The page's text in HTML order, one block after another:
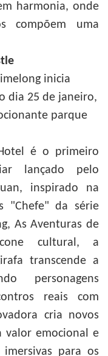
harmonia, onde
compõem uma
é o primeiro
lançado pelo
inspirado na
"Chefe" da série
As Aventuras de
cultural, a
transcende a
personagens
reais com
cria novos
valor emocional e
imersivas para os